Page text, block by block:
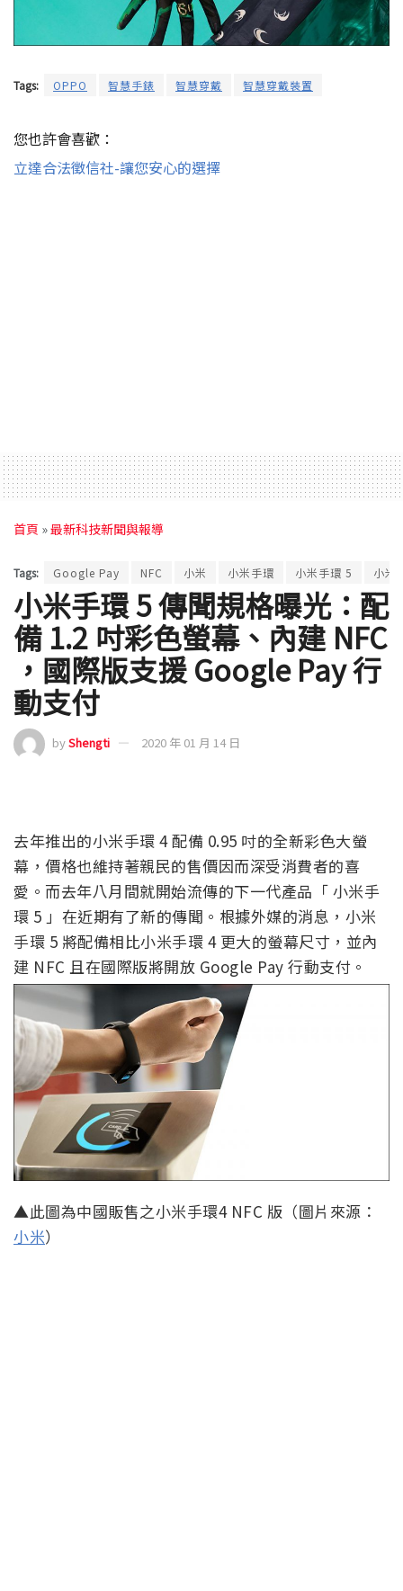
Tags: OPPO 智慧手錶 智慧穿戴 智慧穿戴裝置
您也許會喜歡：
立達合法徵信社-讓您安心的選擇
首頁 »最新科技新聞與報導
Tags: Google Pay NFC 小米 小米手環 小米手環 5 小米
小米手環 5 傳聞規格曝光：配
備 1.2 吋彩色螢幕、內建 NFC
，國際版支援 Google Pay 行
動支付
byShengti 2020 年 01 月 14 日
去年推出的小米手環 4 配備 0.95 吋的全新彩色大螢
幕，價格也維持著親民的售價因而深受消費者的喜
愛。而去年八月間就開始流傳的下一代產品「 小米手
環 5 」在近期有了新的傳聞。根據外媒的消息，小米
手環 5 將配備相比小米手環 4 更大的螢幕尺寸，並內
建 NFC 且在國際版將開放 Google Pay 行動支付。
▲此圖為中國販售之小米手環4 NFC 版（圖片來源：
小米）